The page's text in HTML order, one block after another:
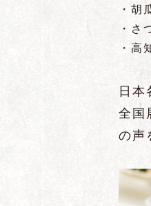
・胡
・さ
・高
日本
全国
の声